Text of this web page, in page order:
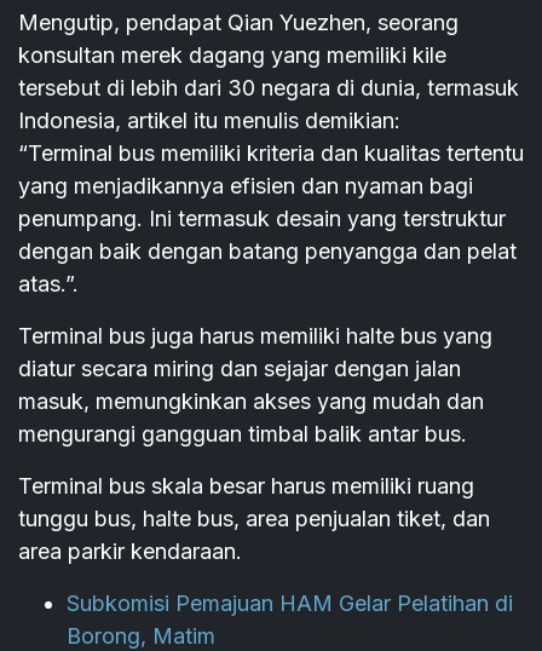
Mengutip, pendapat Qian Yuezhen, seorang
konsultan merek dagang yang memiliki kile
tersebut di lebih dari 30 negara di dunia, termasuk
Indonesia, artikel itu menulis demikian:
“Terminal bus memiliki kriteria dan kualitas tertentu
yang menjadikannya efisien dan nyaman bagi
penumpang. Ini termasuk desain yang terstruktur
dengan baik dengan batang penyangga dan pelat
atas.”.
Terminal bus juga harus memiliki halte bus yang
diatur secara miring dan sejajar dengan jalan
masuk, memungkinkan akses yang mudah dan
mengurangi gangguan timbal balik antar bus.
Terminal bus skala besar harus memiliki ruang
tunggu bus, halte bus, area penjualan tiket, dan
area parkir kendaraan.
Subkomisi Pemajuan HAM Gelar Pelatihan di
Borong, Matim